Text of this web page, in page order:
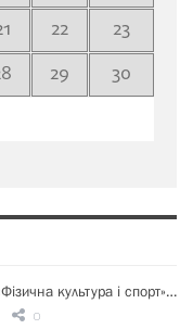
22
23
29
30
культура і спорт»…
0